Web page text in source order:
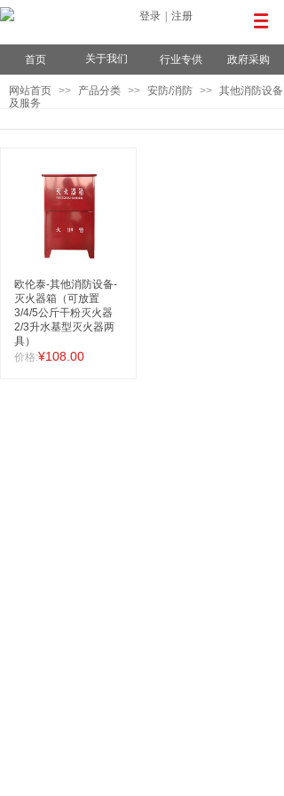
登录 注册
首页 关于我们 行业专供 政府采购
网站首页 >> 产品分类 >> 安防/消防 >> 其他消防设备
及服务
欧伦泰-其他消防设备-
灭火器箱（可放置
3/4/5公斤干粉灭火器
2/3升水基型灭火器两
具）
价格:¥108.00